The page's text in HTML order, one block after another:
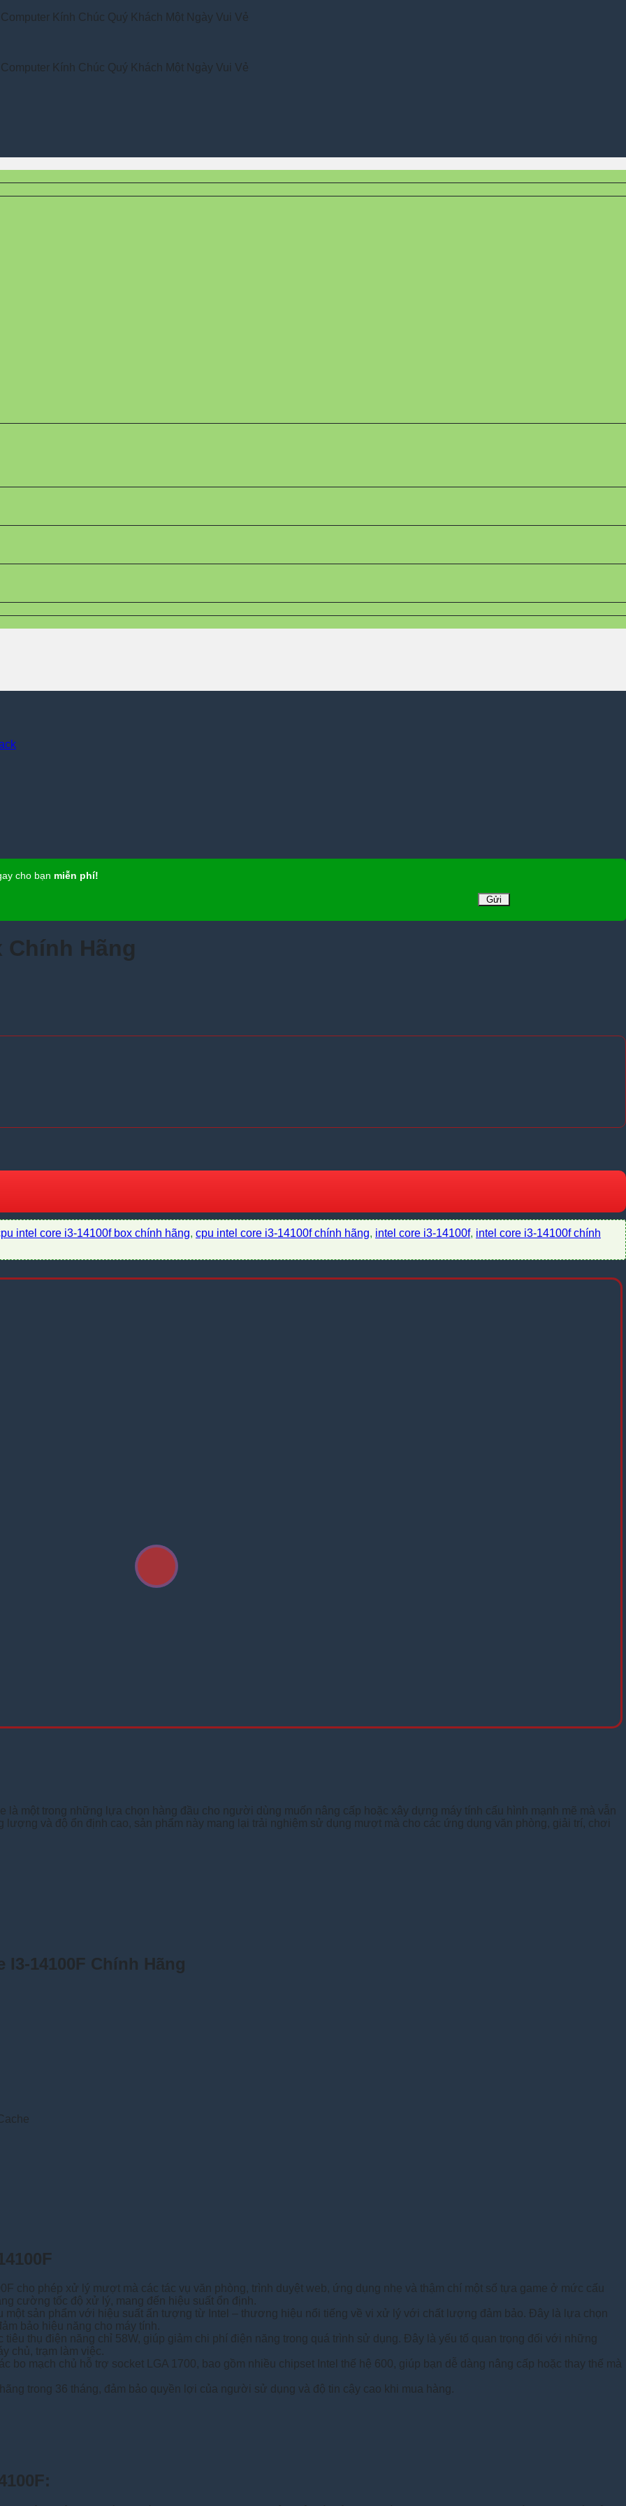
Kính Chúc Quý Khách Một Ngày Vui Vẻ
Kính Chúc Quý Khách Một Ngày Vui Vẻ
cho bạn miễn phí!
Chính Hãng
intel core i3-14100f box chính hãng, cpu intel core i3-14100f chính hãng, intel core i3-14100f, intel core i3-14100f chính
là một trong những lựa chọn hàng đầu cho người dùng muốn nâng cấp hoặc xây dựng máy tính cấu hình mạnh mẽ mà vẫn
và độ ổn định cao, sản phẩm này mang lại trải nghiệm sử dụng mượt mà cho các ứng dụng văn phòng, giải trí, chơi
I3-14100F Chính Hãng
cho phép xử lý mượt mà các tác vụ văn phòng, trình duyệt web, ứng dụng nhẹ và thậm chí một số tựa game ở mức cấu
cường tốc độ xử lý, mang đến hiệu suất ổn định.
sản phẩm với hiệu suất ấn tượng từ Intel – thương hiệu nổi tiếng về vi xử lý với chất lượng đảm bảo. Đây là lựa chọn
bảo hiệu năng cho máy tính.
tiêu thụ điện năng chỉ 58W, giúp giảm chi phí điện năng trong quá trình sử dụng. Đây là yếu tố quan trọng đối với những
chủ, trạm làm việc.
bo mạch chủ hỗ trợ socket LGA 1700, bao gồm nhiều chipset Intel thế hệ 600, giúp bạn dễ dàng nâng cấp hoặc thay thế mà
trong 36 tháng, đảm bảo quyền lợi của người sử dụng và độ tin cậy cao khi mua hàng.